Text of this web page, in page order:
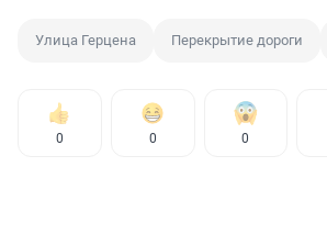
Улица Герцена Перекрытие дороги
0 0 0